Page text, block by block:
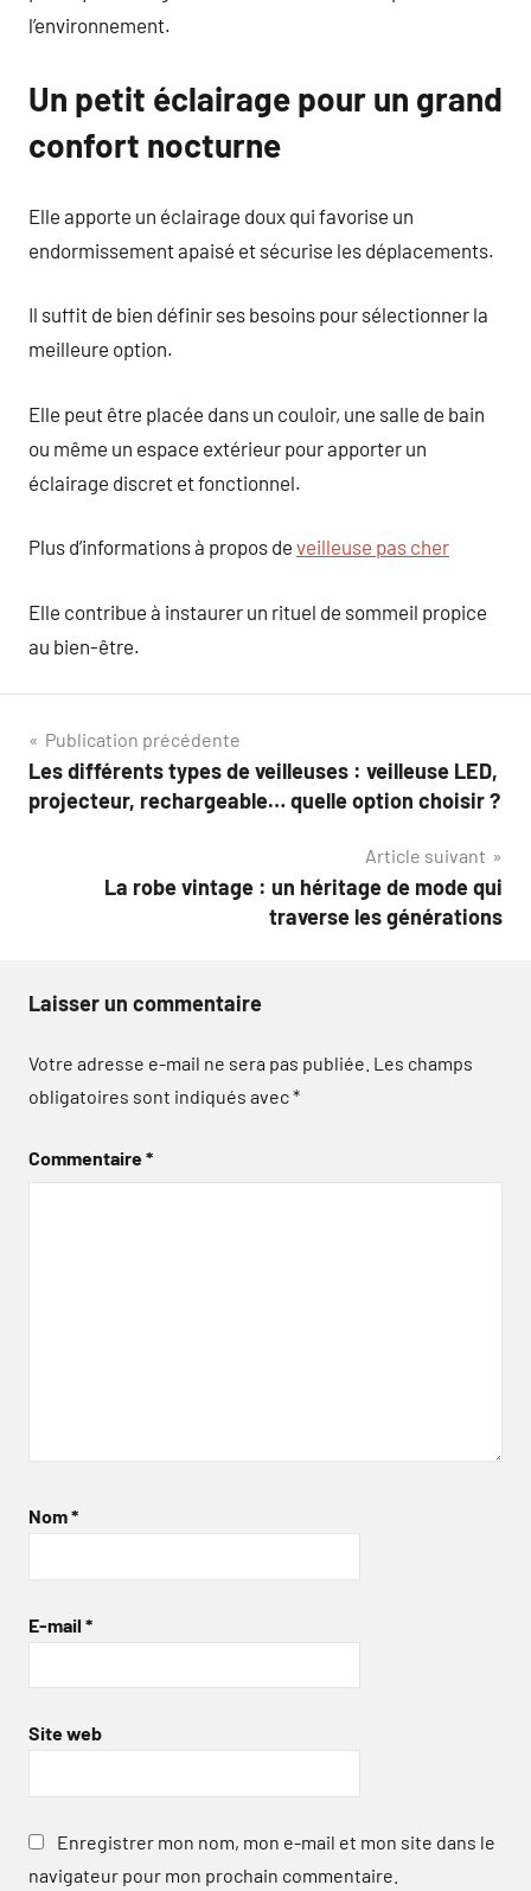
l’environnement.
Un petit éclairage pour un grand
confort nocturne
Elle apporte un éclairage doux qui favorise un
endormissement apaisé et sécurise les déplacements.
Il suffit de bien définir ses besoins pour sélectionner la
meilleure option.
Elle peut être placée dans un couloir, une salle de bain
ou même un espace extérieur pour apporter un
éclairage discret et fonctionnel.
Plus d’informations à propos de veilleuse pas cher
Elle contribue à instaurer un rituel de sommeil propice
au bien-être.
Navigation
de
Publication précédente
Les différents types de veilleuses : veilleuse LED,
projecteur, rechargeable… quelle option choisir ?
Article suivant
La robe vintage : un héritage de mode qui
traverse les générations
Laisser un commentaire
Votre adresse e-mail ne sera pas publiée. Les champs
obligatoires sont indiqués avec*
Commentaire*
Nom*
E-mail *
Site web
Enregistrer mon nom, mon e-mail et mon site dans le
navigateur pour mon prochain commentaire.